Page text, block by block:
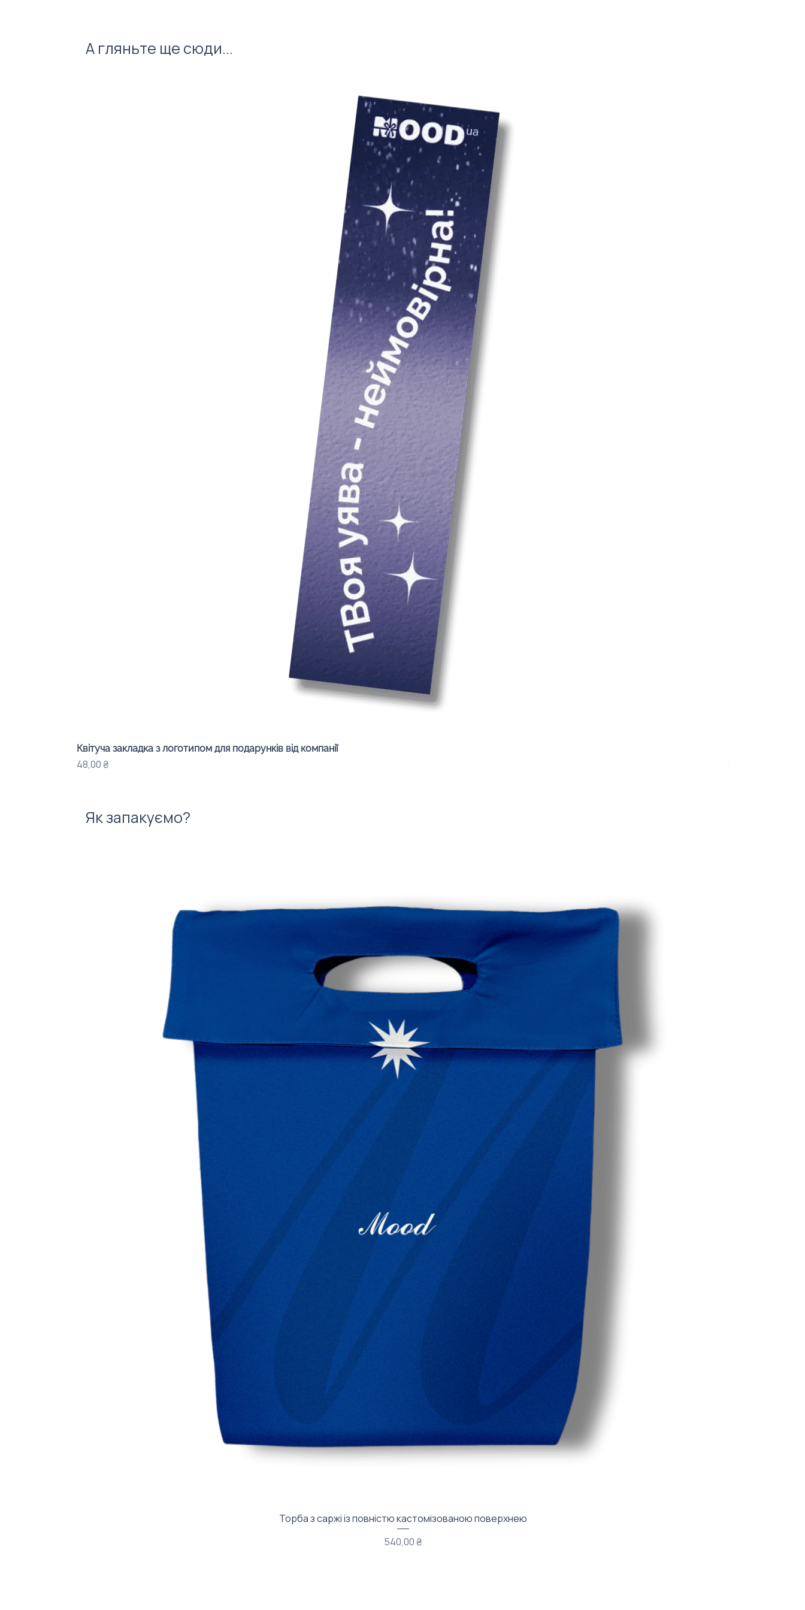
А гляньте ще сюди...
Квітуча закладка з логотипом для подарунків від компанії
Ціна
48,00 ₴ Ціна
840,00 ₴
Як запакуємо?
Швидкий перегляд
Торба з саржі із повністю кастомізованою поверхнею
Ціна
540,00 ₴